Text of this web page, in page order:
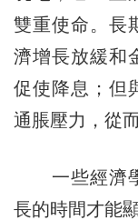
雙重使命。長
濟增長放緩和
促使降息；但
通脹壓力，從
一些經濟學
長的時間才能